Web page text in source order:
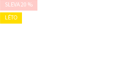
SLEVA 20 %
LÉTO